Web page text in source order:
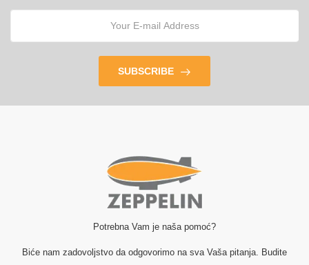
SUBSCRIBE
Potrebna Vam je naša pomoć?
Biće nam zadovoljstvo da odgovorimo na sva Vaša pitanja. Budite